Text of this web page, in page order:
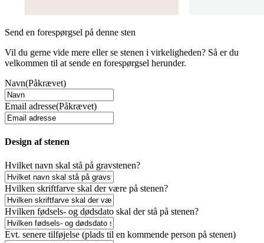
Send en forespørgsel på denne sten
Vil du gerne vide mere eller se stenen i virkeligheden? Så er du
velkommen til at sende en forespørgsel herunder.
Navn(Påkrævet)
Email adresse(Påkrævet)
Design af stenen
Hvilket navn skal stå på gravstenen?
Hvilken skriftfarve skal der være på stenen?
Hvilken fødsels- og dødsdato skal der stå på stenen?
Evt. senere tilføjelse (plads til en kommende person på stenen)